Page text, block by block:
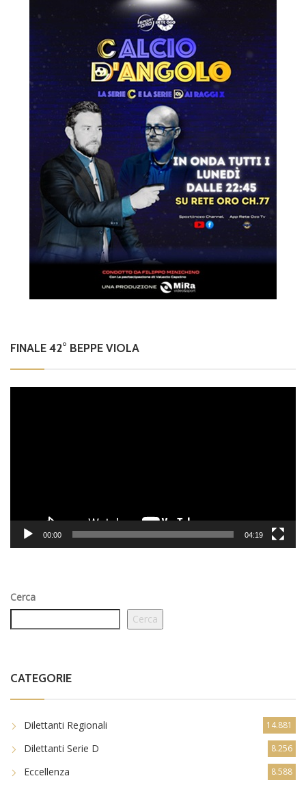
FINALE 42° BEPPE VIOLA
00:00 04:19
Cerca
Cerca
CATEGORIE
Dilettanti Regionali 14.881
Dilettanti Serie D 8.256
Eccellenza 8.588